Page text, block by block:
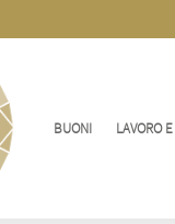
BUONI LAVORO